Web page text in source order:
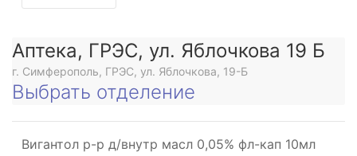
Аптека, ГРЭС, ул. Яблочкова 19 Б
г. Симферополь, ГРЭС, ул. Яблочкова, 19-Б
Выбрать отделение
Вигантол р-р д/внутр масл 0,05% фл-кап 10мл